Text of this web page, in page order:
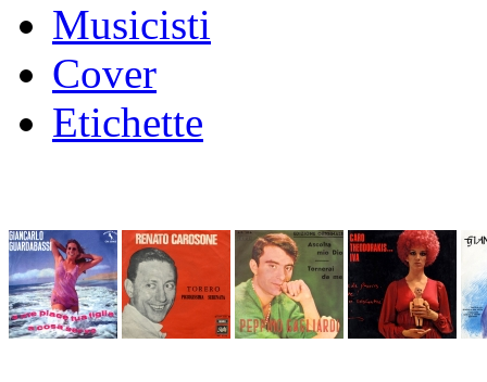
Musicisti
Cover
Etichette